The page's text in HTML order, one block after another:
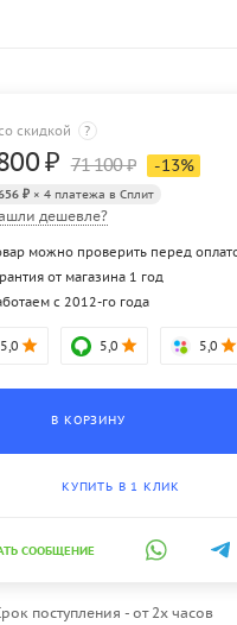
скидкой ?
₽ 71 100₽ -13%
₽ × 4 платежа в Сплит
дешевле?
можно проверить перед
от магазина 1 год
с 2012-го года
5,0 5,0 5,0
В КОРЗИНУ
КУПИТЬ В 1 КЛИК
СООБЩЕНИЕ
поступления - от 2х часов